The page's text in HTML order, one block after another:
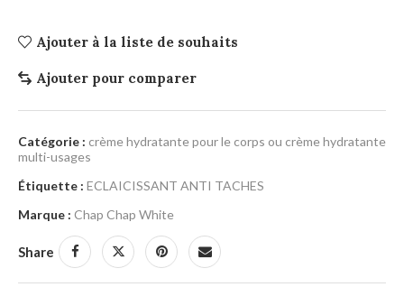
Ajouter à la liste de souhaits
Ajouter pour comparer
Catégorie : crème hydratante pour le corps ou crème hydratante
multi-usages
Étiquette : ECLAICISSANT ANTI TACHES
Marque : Chap Chap White
Share